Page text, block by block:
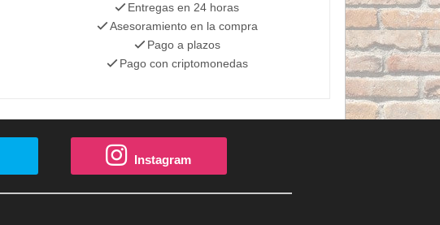
Entregas en 24 horas
Asesoramiento en la compra
Pago a plazos
Pago con criptomonedas
Instagram